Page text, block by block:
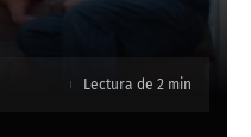
Lectura de 2 min